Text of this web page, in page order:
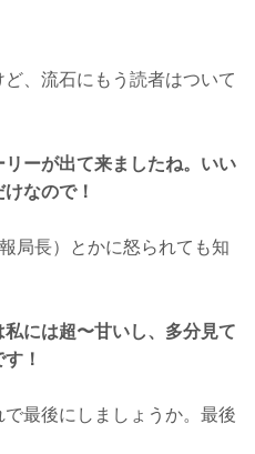
、流石にもう読者はついて
ーが出て来ましたね。いい
なので！
局長）とかに怒られても知
には超〜甘いし、多分見て
！
最後にしましょうか。最後